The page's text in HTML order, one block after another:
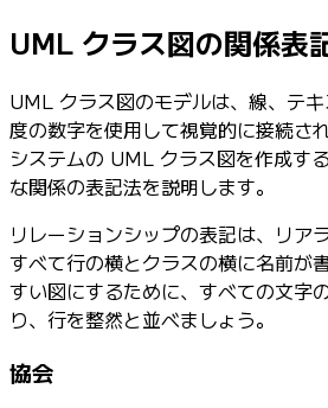
UML クラス図の関係表
UML クラス図のモデルは、線、テ
度の数字を使用して視覚的に接続さ
システムの UML クラス図を作成す
な関係の表記法を説明します。
リレーションシップの表記は、リア
すべて行の横とクラスの横に名前が
すい図にするために、すべての文字
り、行を整然と並べましょう。
協会